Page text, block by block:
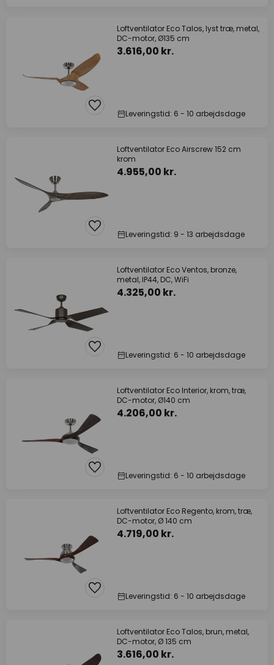
Loftventilator Eco Talos, lyst træ, metal,
DC-motor, Ø135 cm
3.616,00 kr.
Leveringstid: 6 - 10 arbejdsdage
Loftventilator Eco Airscrew 152 cm
krom
4.955,00 kr.
Leveringstid: 9 - 13 arbejdsdage
Loftventilator Eco Ventos, bronze,
metal, IP44, DC, WiFi
4.325,00 kr.
Leveringstid: 6 - 10 arbejdsdage
Loftventilator Eco Interior, krom, træ,
DC-motor, Ø140 cm
4.206,00 kr.
Leveringstid: 6 - 10 arbejdsdage
Loftventilator Eco Regento, krom, træ,
DC-motor, Ø 140 cm
4.719,00 kr.
Leveringstid: 6 - 10 arbejdsdage
Loftventilator Eco Talos, brun, metal,
DC-motor, Ø 135 cm
3.616,00 kr.